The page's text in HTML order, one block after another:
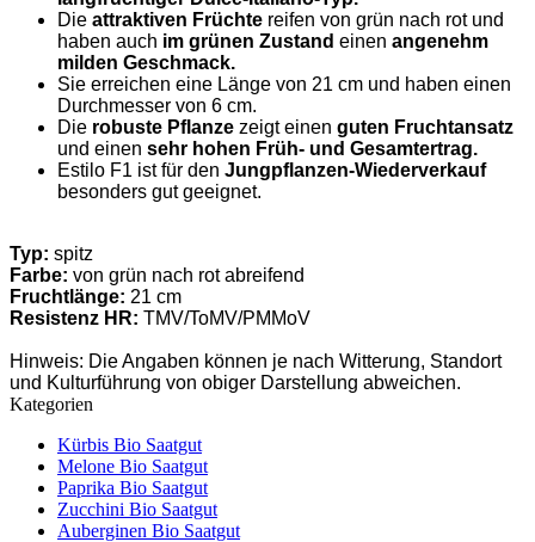
Die attraktiven Früchte reifen von grün nach rot und
haben auch im grünen Zustand einen angenehm
milden Geschmack.
Sie erreichen eine Länge von 21 cm und haben einen
Durchmesser von 6 cm.
Die robuste Pflanze zeigt einen guten Fruchtansatz
und einen sehr hohen Früh- und Gesamtertrag.
Estilo F1 ist für den Jungpflanzen-Wiederverkauf
besonders gut geeignet.
Typ: spitz
Farbe: von grün nach rot abreifend
Fruchtlänge: 21 cm
Resistenz HR: TMV/ToMV/PMMoV
Hinweis: Die Angaben können je nach Witterung, Standort
und Kulturführung von obiger Darstellung abweichen.
Kategorien
Kürbis Bio Saatgut
Melone Bio Saatgut
Paprika Bio Saatgut
Zucchini Bio Saatgut
Auberginen Bio Saatgut